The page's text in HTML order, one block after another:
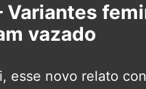
Variantes
vazado
esse novo relato